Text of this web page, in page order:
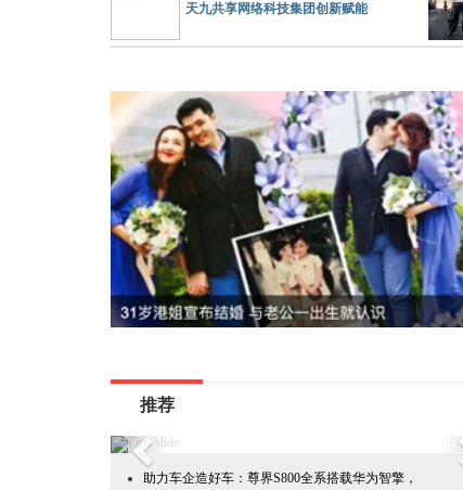
天九共享网络科技集团创新赋能
推荐
Previous
助力车企造好车：尊界S800全系搭载华为智擎，